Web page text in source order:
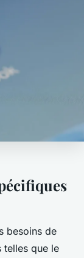
besoins de
telles que le